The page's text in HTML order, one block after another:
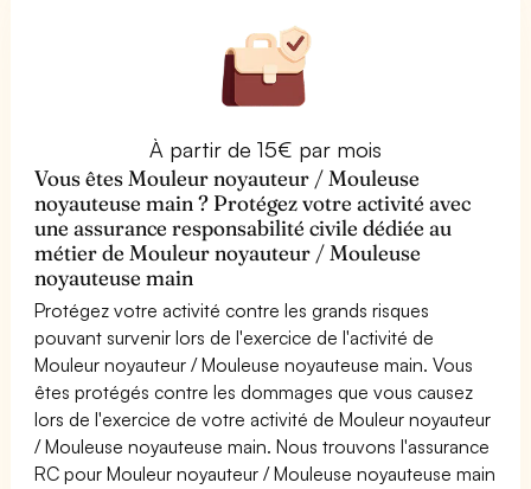
À partir de 15€ par mois
Vous êtes Mouleur noyauteur / Mouleuse
noyauteuse main ? Protégez votre activité avec
une assurance responsabilité civile dédiée au
métier de Mouleur noyauteur / Mouleuse
noyauteuse main
Protégez votre activité contre les grands risques
pouvant survenir lors de l'exercice de l'activité de
Mouleur noyauteur / Mouleuse noyauteuse main. Vous
êtes protégés contre les dommages que vous causez
lors de l'exercice de votre activité de Mouleur noyauteur
/ Mouleuse noyauteuse main. Nous trouvons l'assurance
RC pour Mouleur noyauteur / Mouleuse noyauteuse main